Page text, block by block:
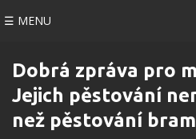
☰ MENU
Dobrá zpráva pro
Jejich pěstování
než pěstování